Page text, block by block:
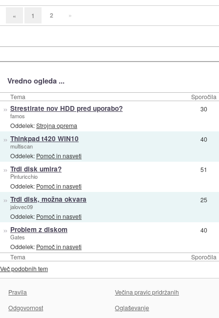
« 1 2 »
Vredno ogleda ...
Tema Sporočila
Tema Sporočila
» Strestirate nov HDD pred uporabo?
famos
Oddelek:Strojna oprema
30
» Thinkpad t420 WIN10
multiscan
Oddelek: Pomoč in nasveti
40
» Trdi disk umira?
Pinturicchio
Oddelek: Pomoč in nasveti
51
» Trdi disk, možna okvara
jalovec09
Oddelek: Pomoč in nasveti
25
» Problem z diskom
Gates
Oddelek: Pomoč in nasveti
40
Več podobnih tem
Pravila
Večina pravic pridržanih
Odgovornost
Oglaševanje